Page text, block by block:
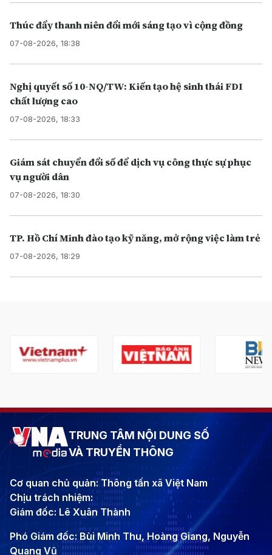
Thúc đẩy thanh niên đổi mới sáng tạo vì cộng đồng
07-08-2026, 18:38
Nghị quyết số 10-NQ/TW: Kiến tạo hệ sinh thái FDI
chất lượng cao
07-08-2026, 18:33
Giám sát chuyển đổi số để dịch vụ công thực sự phục
vụ người dân
07-08-2026, 18:30
TP. Hồ Chí Minh đào tạo kỹ năng, mở rộng việc làm trẻ
07-08-2026, 18:29
TRUNG TÂM NỘI DUNG SỐ
VÀ TRUYỀN THÔNG
Cơ quan chủ quản: Thông tấn xã Việt Nam
Chịu trách nhiệm:
Giám đốc: Lê Xuân Thành
Phó Giám đốc: Bùi Minh Thu, Hoàng Giang, Nguyễn
Quang Vũ